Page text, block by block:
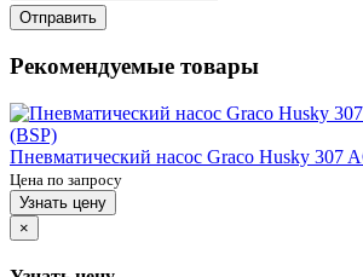
Отправить
Рекомендуемые товары
Пневматический насос Graco Husky 307
Цена по запросу
Узнать цену
×